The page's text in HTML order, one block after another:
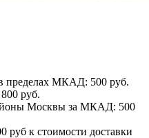
пределах МКАД: 500 руб.
руб.
Москвы за МКАД: 500
руб к стоимости доставки